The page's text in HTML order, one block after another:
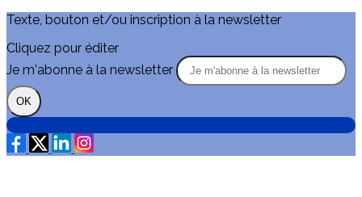
Texte, bouton et/ou inscription à la newsletter
Cliquez pour éditer
Je m'abonne à la newsletter
OK